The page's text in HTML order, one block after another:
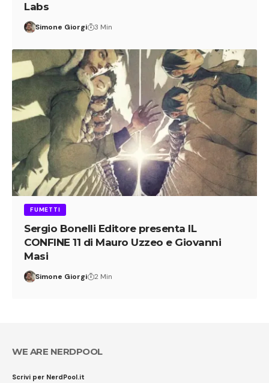
Labs
Simone Giorgi 3 Min
FUMETTI
Sergio Bonelli Editore presenta IL
CONFINE 11 di Mauro Uzzeo e Giovanni
Masi
Simone Giorgi 2 Min
WE ARE NERDPOOL
Scrivi per NerdPool.it